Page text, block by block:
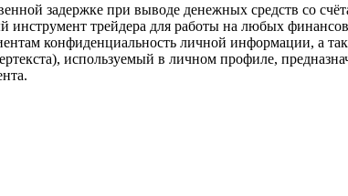
задержке при выводе денежных средств со
инструмент трейдера для работы на любых
конфиденциальность личной информации, а
используемый в личном профиле,